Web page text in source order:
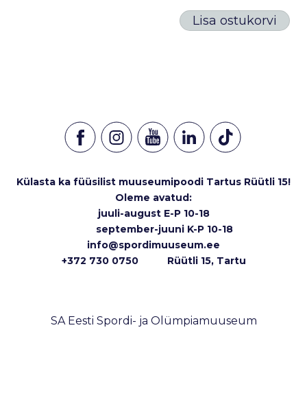
Lisa ostukorvi
Külasta ka füüsilist muuseumipoodi Tartus Rüütli 15!
Oleme avatud:
juuli-august E-P 10-18
september-juuni K-P 10-18
info@spordimuuseum.ee
+372 730 0750 Rüütli 15, Tartu
SA Eesti Spordi- ja Olümpiamuuseum